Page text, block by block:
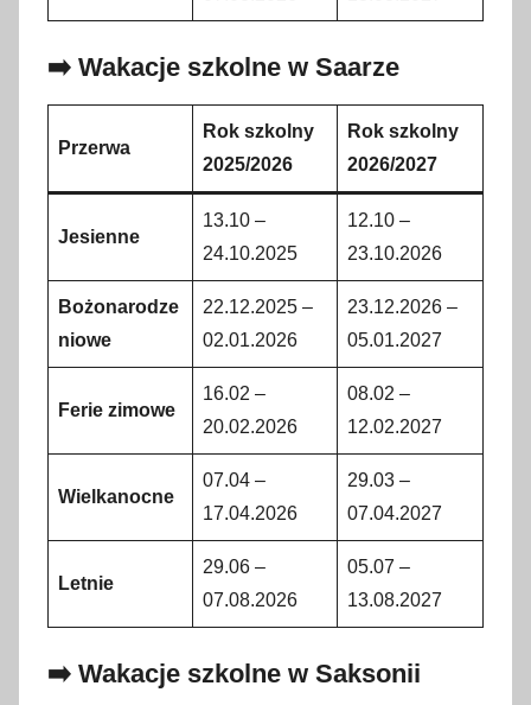
➡️ Wakacje szkolne w Saarze
Przerwa
Rok szkolny
2025/2026
Rok szkolny
2026/2027
Jesienne
13.10 –
24.10.2025
12.10 –
23.10.2026
Bożonarodze
niowe
22.12.2025 –
02.01.2026
23.12.2026 –
05.01.2027
Ferie zimowe
16.02 –
20.02.2026
08.02 –
12.02.2027
Wielkanocne
07.04 –
17.04.2026
29.03 –
07.04.2027
Letnie
29.06 –
07.08.2026
05.07 –
13.08.2027
➡️ Wakacje szkolne w Saksonii